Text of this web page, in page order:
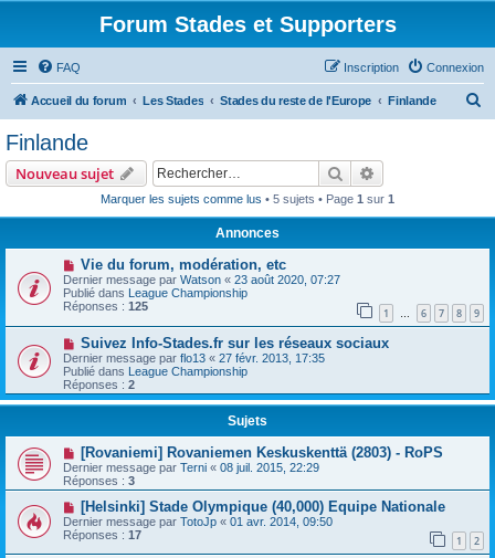
Forum Stades et Supporters
FAQ Connexion
Inscription
Accueil du forum Les Stades Stades du reste de l'Europe Finlande
Finlande
Nouveau sujet Rechercher
Marquer les sujets comme lus • 5 sujets • Page 1 sur 1
Annonces
Vie du forum, modération, etc
Dernier message par Watson « 23 août 2020, 07:27
Publié dans League Championship
Réponses : 125 1 … 6 7 8 9
Suivez Info-Stades.fr sur les réseaux sociaux
Dernier message par flo13 « 27 févr. 2013, 17:35
Publié dans League Championship
Réponses : 2
Sujets
[Rovaniemi] Rovaniemen Keskuskenttä (2803) - RoPS
Dernier message par Terni « 08 juil. 2015, 22:29
Réponses : 3
[Helsinki] Stade Olympique (40,000) Equipe Nationale
Dernier message par TotoJp « 01 avr. 2014, 09:50
Réponses : 17 1 2